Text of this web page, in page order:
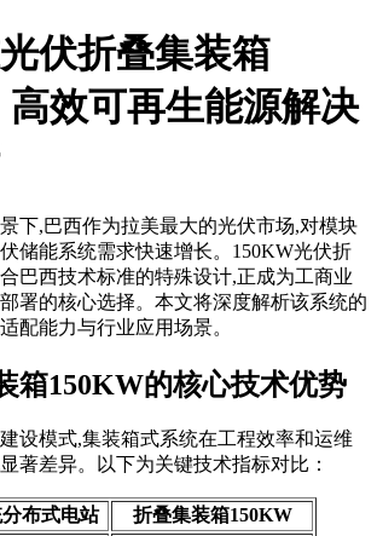
伏折叠集装箱
高效可再生能源解决
下,巴西作为拉美最大的光伏市场,对模块
储能系统需求快速增长。150KW光伏折
巴西技术标准的特殊设计,正成为工商业
署的核心选择。本文将深度解析该系统的
配能力与行业应用场景。
箱150KW的核心技术优势
设模式,集装箱式系统在工程效率和运维
著差异。以下为关键技术指标对比：
布式电站
折叠集装箱150KW